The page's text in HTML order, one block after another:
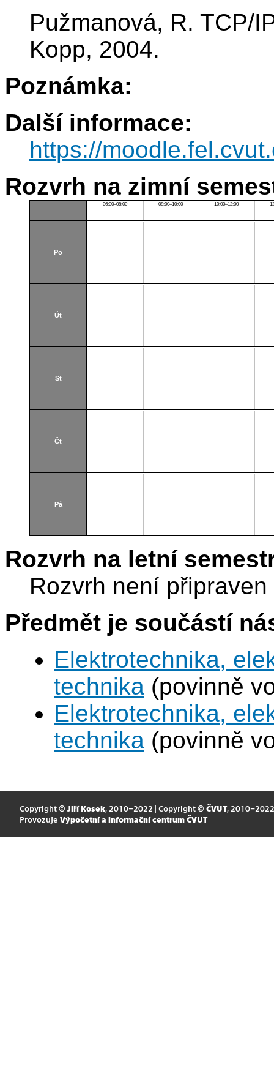
Pužmanová, R. TCP/
Kopp, 2004.
Poznámka:
Další informace:
https://
Rozvrh na zimní
06:00–08:00 08:00–10:00 10:00–12:00
Po
Út
St
Čt
Pá
Rozvrh na letní
Rozvrh není připraven
Předmět je součástí
Elektrotechnika,
technika (povinně
Elektrotechnika,
technika (povinně
Copyright © Jiří Kosek, 2010–2022 | Copyright © ČVUT, 2010–2022
Provozuje Výpočetní a informační centrum ČVUT